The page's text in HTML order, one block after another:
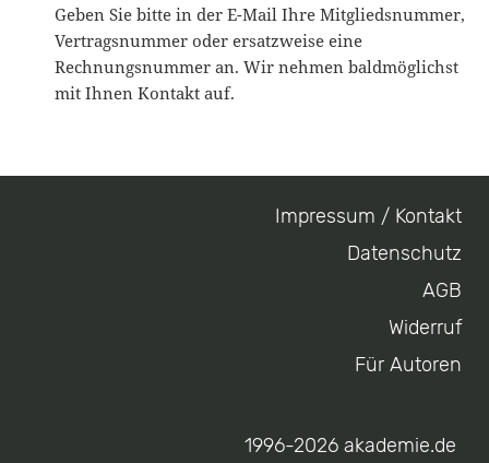
Geben Sie bitte in der E-Mail Ihre Mitgliedsnummer,
Vertragsnummer oder ersatzweise eine
Rechnungsnummer an. Wir nehmen baldmöglichst
mit Ihnen Kontakt auf.
Impressum / Kontakt
Datenschutz
AGB
Widerruf
Für Autoren
1996-2026 akademie.de